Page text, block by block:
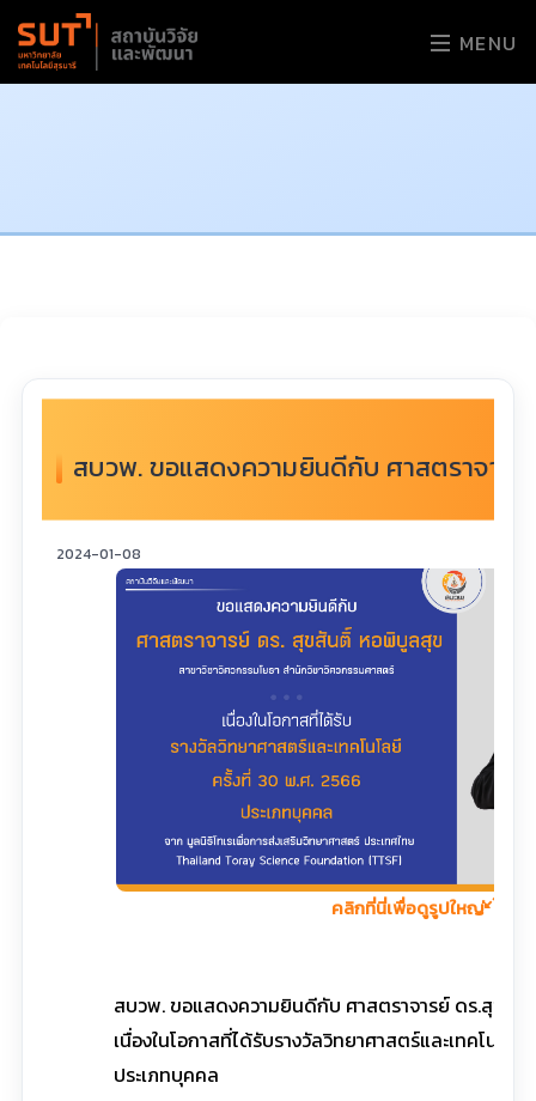
MENU
สบวพ. ขอแสดงความยินดีกับ ศาสตราจาร
2024-01-08
คลิกที่นี่เพื่อดูรูปใหญ่
สบวพ. ขอแสดงความยินดีกับ ศาสตราจารย์ ดร.สุขสั
เนื่องในโอกาสที่ได้รับรางวัลวิทยาศาสตร์และเทคโนโล
ประเภทบุคคล